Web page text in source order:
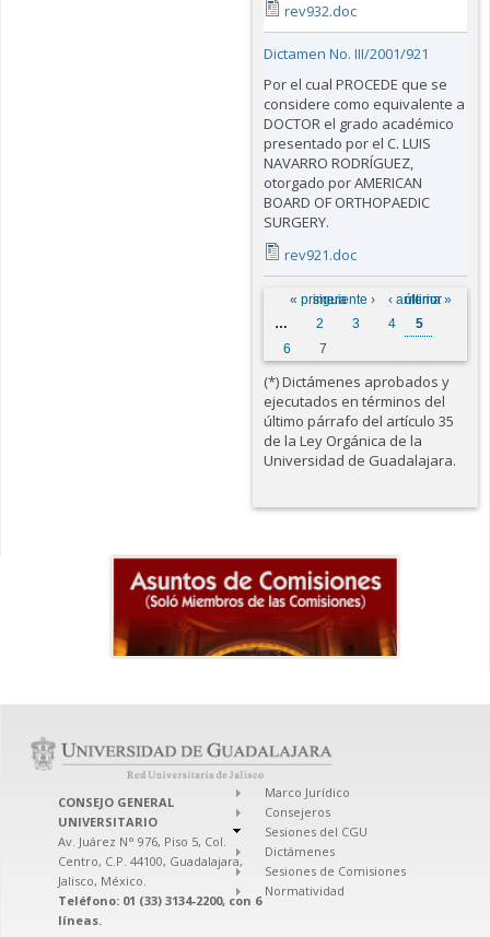
rev932.doc
Dictamen No. III/2001/921
Por el cual PROCEDE que se
considere como equivalente a
DOCTOR el grado académico
presentado por el C. LUIS
NAVARRO RODRÍGUEZ,
otorgado por AMERICAN
BOARD OF ORTHOPAEDIC
SURGERY.
rev921.doc
Páginas
« primera
‹ anterior
…
2 3 4
5
6
7
siguiente › última »
(*) Dictámenes aprobados y
ejecutados en términos del
último párrafo del artículo 35
de la Ley Orgánica de la
Universidad de Guadalajara.
CONSEJO GENERAL
UNIVERSITARIO
Av. Juárez N° 976, Piso 5, Col.
Centro, C.P. 44100, Guadalajara,
Jalisco, México.
Teléfono: 01 (33) 3134-2200, con 6
líneas.
Marco Jurídico
Consejeros
Sesiones del CGU
Dictámenes
Sesiones de Comisiones
Normatividad